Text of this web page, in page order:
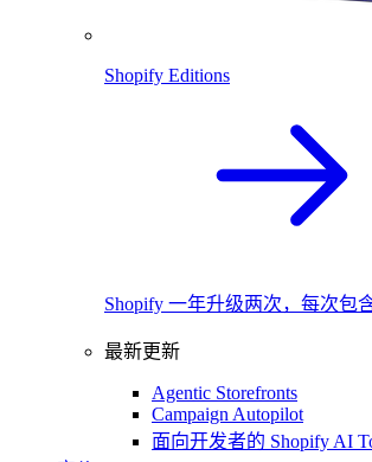
Shopify Editions
Shopify 一年升级两次，每次包
最新更新
Agentic Storefronts
Campaign Autopilot
面向开发者的 Shopify AI